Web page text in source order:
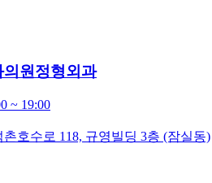
원 정형외과
~ 19:00
호수로 118, 규영빌딩 3층 (잠실동)